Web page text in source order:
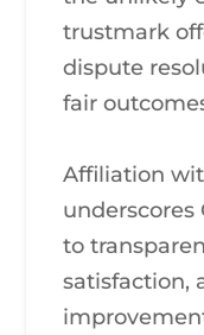
trustmark
dispute
fair
Affiliation
underscores
to
satisfaction,